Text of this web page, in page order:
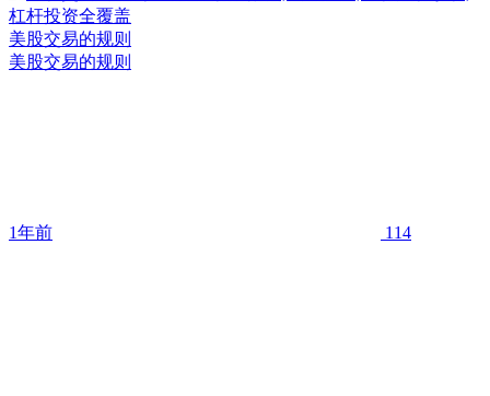
美股交易的规则
美股交易的规则
1年前 114